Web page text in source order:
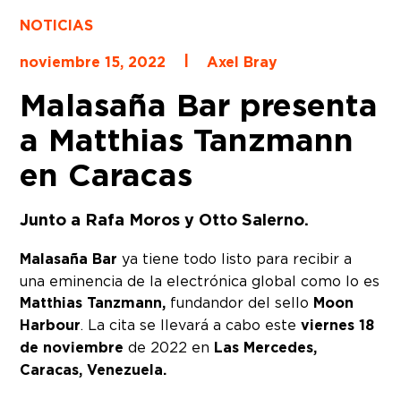
NOTICIAS
noviembre 15, 2022
Axel Bray
Malasaña Bar presenta
a Matthias Tanzmann
en Caracas
Junto a Rafa Moros y Otto Salerno.
Malasaña Bar ya tiene todo listo para recibir a
una eminencia de la electrónica global como lo es
Matthias Tanzmann, fundandor del sello Moon
Harbour. La cita se llevará a cabo esteviernes 18
de noviembre de 2022 en Las Mercedes,
Caracas, Venezuela.